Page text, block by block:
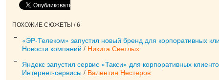
ПОХОЖИЕ СЮЖЕТЫ / 6
«ЭР-Телеком» запустил новый бренд для корпоративных
Новости компаний / Никита Светлых
Яндекс запустил сервис «Такси» для корпоративных
Интернет-сервисы / Валентин Нестеров